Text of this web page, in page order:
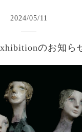
2024/05/11
のお知ら